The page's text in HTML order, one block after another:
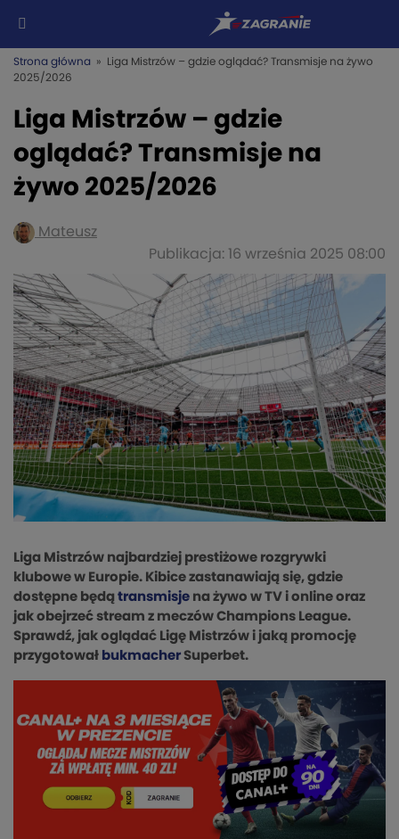
Strona główna » Liga Mistrzów – gdzie oglądać? Transmisje na żywo
2025/2026
Liga Mistrzów – gdzie
oglądać? Transmisje na
żywo 2025/2026
Mateusz
Publikacja: 16 września 2025 08:00
Liga Mistrzów najbardziej prestiżowe rozgrywki
klubowe w Europie. Kibice zastanawiają się, gdzie
dostępne będą transmisje na żywo w TV i online oraz
jak obejrzeć stream z meczów Champions League.
Sprawdź, jak oglądać Ligę Mistrzów i jaką promocję
przygotował bukmacher Superbet.